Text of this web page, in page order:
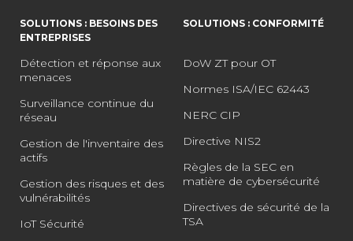
SOLUTIONS : BESOINS DES
ENTREPRISES
Détection et réponse aux
menaces
Surveillance continue du
réseau
Gestion de l'inventaire des
actifs
Gestion des risques et des
vulnérabilités
IoT Sécurité
SOLUTIONS : CONFORMITÉ
DoW ZT pour OT
Normes ISA/IEC 62443
NERC CIP
Directive NIS2
Règles de la SEC en
matière de cybersécurité
Directives de sécurité de la
TSA